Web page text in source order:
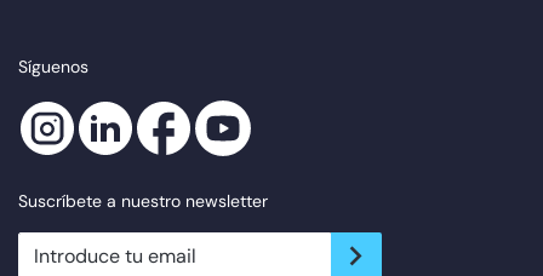
Síguenos
Suscríbete a nuestro newsletter
newsletter.suscribe